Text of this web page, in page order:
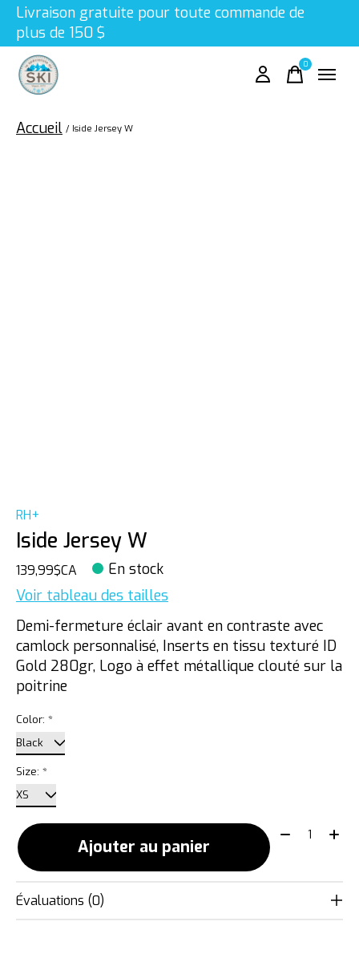
Livraison gratuite pour toute commande de
plus de 150 $
0items
Accueil / Iside Jersey W
RH+
Iside Jersey W
139,99$CA En stock
Voir tableau des tailles
Demi-fermeture éclair avant en contraste avec
camlock personnalisé, Inserts en tissu texturé ID
Gold 280gr, Logo à effet métallique clouté sur la
poitrine
Color: *
Size: *
Ajouter au panier
Quantité:
Évaluations (0)